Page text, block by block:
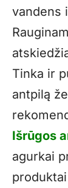
vandens
Tinka ir
antpilą
Išrūgos
agurkai